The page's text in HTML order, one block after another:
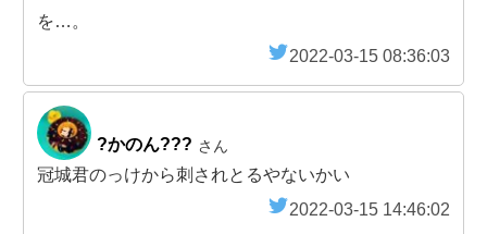
を…。
2022-03-15 08:36:03
?かのん??? さん
冠城君のっけから刺されとるやないかい
2022-03-15 14:46:02